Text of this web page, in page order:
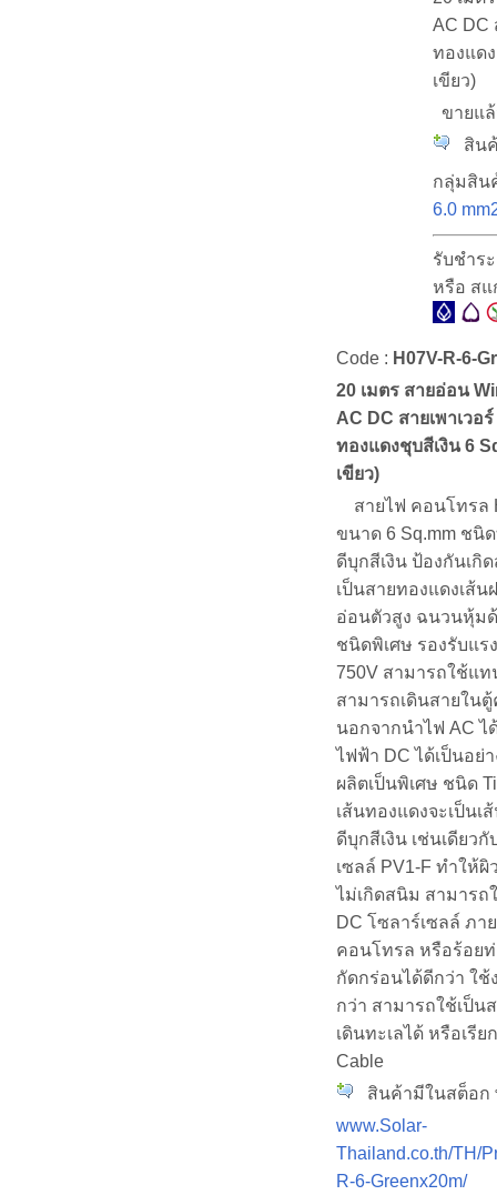
AC DC
ทองแด
เขียว)
ขายแ
สินค้
กลุ่มสิน
6.0
รับชำร
หรือ สแ
Code : H07V-R-6-
20 เมตร สายอ่อน
AC DC สายเพาเวอ
ทองแดงชุบสีเงิน 6
เขียว)
สายไฟ คอนโทรล
ขนาด 6 Sq.mm ชนิ
ดีบุกสีเงิน ป้องกันเกิ
เป็นสายทองแดงเส้
อ่อนตัวสูง ฉนวนหุ้ม
ชนิดพิเศษ รองรับแร
750V สามารถใช้แท
สามารถเดินสายใน
นอกจากนำไฟ AC ไ
ไฟฟ้า DC ได้เป็นอย่า
ผลิตเป็นพิเศษ ชนิด
เส้นทองแดงจะเป็นเ
ดีบุกสีเงิน เช่นเดียว
เซลล์ PV1-F ทำให้
ไม่เกิดสนิม สามารถ
DC โซลาร์เซลล์ ภา
คอนโทรล หรือร้อย
กัดกร่อนได้ดีกว่า ใช้
กว่า สามารถใช้เป็น
เดินทะเลได้ หรือเรีย
Cable
สินค้ามีในสต็อก
www.Solar-
Thailand.co.th/TH/
R-6-Greenx20m/